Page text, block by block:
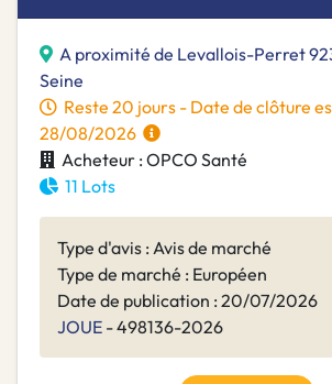
A proximité de Levallois-Perret
Seine
Reste 20 jours - Date de clôture
28/08/2026
Acheteur : OPCO Santé
11 Lots
Type d'avis : Avis de marché
Type de marché : Européen
Date de publication : 20/07/2026
JOUE - 498136-2026